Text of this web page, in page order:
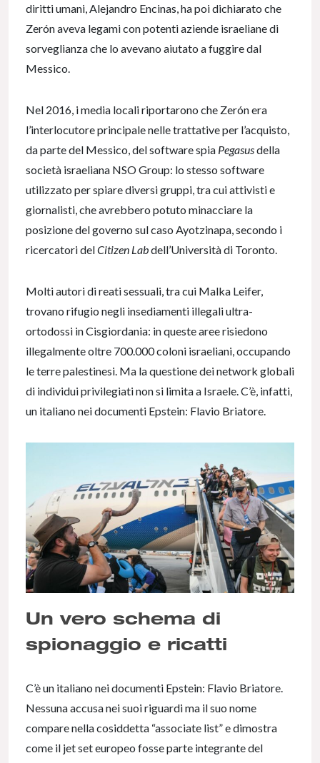
diritti umani, Alejandro Encinas, ha poi dichiarato che
Zerón aveva legami con potenti aziende israeliane di
sorveglianza che lo avevano aiutato a fuggire dal
Messico.
Nel 2016, i media locali riportarono che Zerón era
l’interlocutore principale nelle trattative per l’acquisto,
da parte del Messico, del software spia Pegasusdella
società israeliana NSO Group: lo stesso software
utilizzato per spiare diversi gruppi, tra cui attivisti e
giornalisti, che avrebbero potuto minacciare la
posizione del governo sul caso Ayotzinapa, secondo i
ricercatori delCitizen Labdell’Università di Toronto.
Molti autori di reati sessuali, tra cui Malka Leifer,
trovano rifugio negli insediamenti illegali ultra-
ortodossi in Cisgiordania: in queste aree risiedono
illegalmente oltre 700.000 coloni israeliani, occupando
le terre palestinesi. Ma la questione dei network globali
di individui privilegiati non si limita a Israele. C’è, infatti,
un italiano nei documenti Epstein: Flavio Briatore.
Un vero schema di
spionaggio e ricatti
C’è un italiano nei documenti Epstein: Flavio Briatore.
Nessuna accusa nei suoi riguardi ma il suo nome
compare nella cosiddetta “associate list” e dimostra
come il jet set europeo fosse parte integrante del